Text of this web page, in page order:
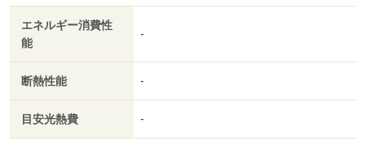
月/更新事務手数料 22000円/美装代 60000円
エネルギー消費性
能
-
断熱性能 -
目安光熱費 -